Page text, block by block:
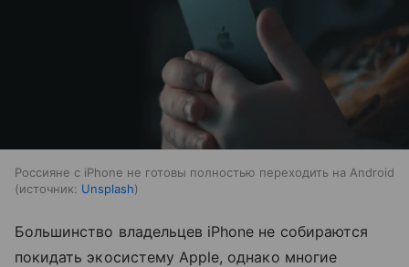
Россияне с iPhone не готовы полностью переходить на Android
источник: Unsplash
Большинство владельцев iPhone не собираются
покидать экосистему Apple, однако многие